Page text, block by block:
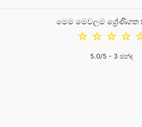
මෙම මෙවලම
☆
☆
☆
☆
5.0/5 - 3 ඡන්ද